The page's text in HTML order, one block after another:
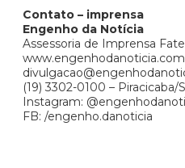
Contato – imprensa
Engenho da Notícia
Assessoria de Imprensa
(19) 3302-0100 – Piracicaba/
Instagram:
FB: /engenho.danoticia